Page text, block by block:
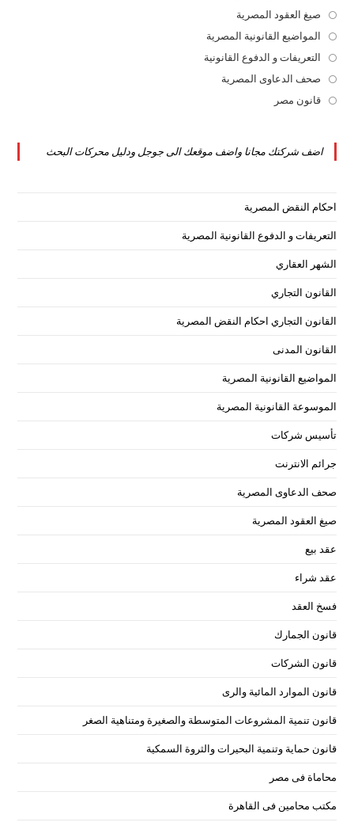
a
new
tab
a
new
صيغ العقود المصرية
in
a
new
المواضيع القانونية المصرية
inالتعريفات و الدفوع القانونية
صحف الدعاوى المصرية
tab
قانون مصر
new
اضف شركتك مجانا واضف موقعك الى جوجل ودليل محركات البحث
احكام النقض المصرية
التعريفات و الدفوع القانونية المصرية
الشهر العقاري
القانون التجاري
القانون التجاري احكام النقض المصرية
القانون المدنى
المواضيع القانونية المصرية
الموسوعة القانونية المصرية
تأسيس شركات
جرائم الانترنت
صحف الدعاوى المصرية
صيغ العقود المصرية
عقد بيع
عقد شراء
فسخ العقد
قانون الجمارك
قانون الشركات
قانون الموارد المائية والرى
قانون تنمية المشروعات المتوسطة والصغيرة ومتناهية الصغر
قانون حماية وتنمية البحيرات والثروة السمكية
محاماة فى مصر
مكتب محامين فى القاهرة